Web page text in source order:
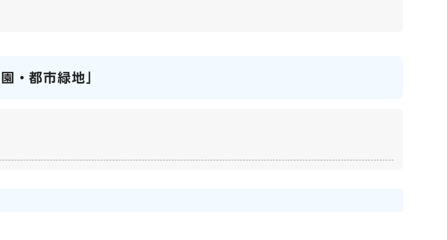
・都市緑地」